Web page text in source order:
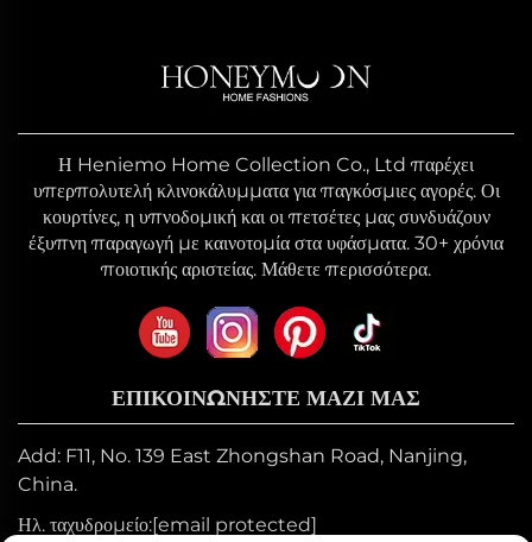
Η Heniemo Home Collection Co., Ltd παρέχει
υπερπολυτελή κλινοκάλυμματα για παγκόσμιες αγορές. Οι
κουρτίνες, η υπνοδομική και οι πετσέτες μας συνδυάζουν
έξυπνη παραγωγή με καινοτομία στα υφάσματα. 30+ χρόνια
ποιοτικής αριστείας. Μάθετε περισσότερα.
ΕΠΙΚΟΙΝΩΝΉΣΤΕ ΜΑΖΊ ΜΑΣ
Add: F11, No. 139 East Zhongshan Road, Nanjing,
China.
Ηλ. ταχυδρομείο:[email protected]